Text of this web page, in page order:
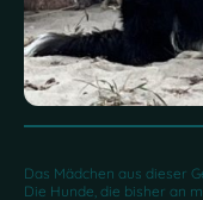
Das Mädchen aus dieser
Die Hunde, die bisher an